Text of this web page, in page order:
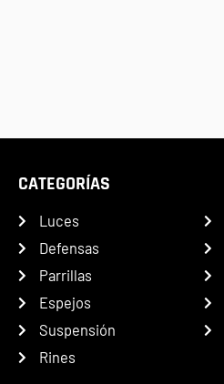
CATEGORÍAS
Luces
Defensas
Parrillas
Espejos
Suspensión
Rines